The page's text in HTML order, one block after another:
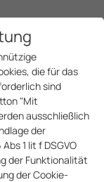
die für das
sind
"Mit
ausschließlich
der
1 lit f DSGVO
der Funktionalität
der Cookie-